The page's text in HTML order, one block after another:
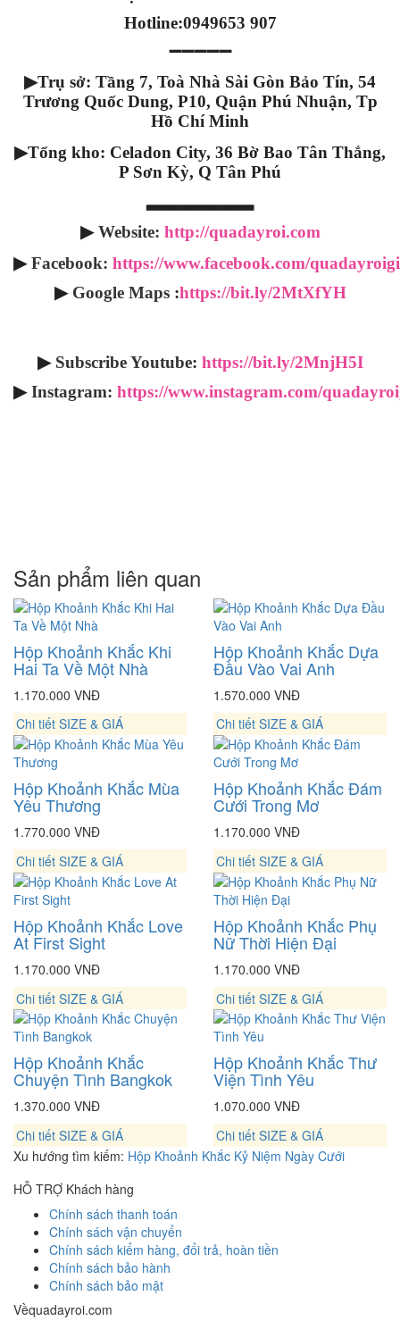
Hotline:0949653 907
➖➖➖➖➖
▶Trụ sở: Tầng 7, Toà Nhà Sài Gòn Bảo Tín, 54
Trương Quốc Dung, P10, Quận Phú Nhuận, Tp
Hồ Chí Minh
▶Tổng kho: Celadon City, 36 Bờ Bao Tân Thắng,
P Sơn Kỳ, Q Tân Phú
▂▂▂▂▂▂▂▂
▶ Website: http://quadayroi.com
▶ Facebook: https://www.facebook.com/
▶ Google Maps :https://bit.ly/2MtXfYH
▶ Subscribe Youtube: https://bit.ly/2MnjH5I
▶ Instagram: https://www.instagram.com/
Sản phẩm liên quan
Hộp Khoảnh Khắc Khi
Hai Ta Về Một Nhà
1.170.000 VNĐ
Chi tiết SIZE & GIÁ
Hộp Khoảnh Khắc Dựa
Đầu Vào Vai Anh
1.570.000 VNĐ
Chi tiết SIZE & GIÁ
Hộp Khoảnh Khắc Mùa
Yêu Thương
1.770.000 VNĐ
Chi tiết SIZE & GIÁ
Hộp Khoảnh Khắc Đám
Cưới Trong Mơ
1.170.000 VNĐ
Chi tiết SIZE & GIÁ
Hộp Khoảnh Khắc Love
At First Sight
1.170.000 VNĐ
Chi tiết SIZE & GIÁ
Hộp Khoảnh Khắc Phụ
Nữ Thời Hiện Đại
1.170.000 VNĐ
Chi tiết SIZE & GIÁ
Hộp Khoảnh Khắc
Chuyện Tình Bangkok
1.370.000 VNĐ
Chi tiết SIZE & GIÁ
Hộp Khoảnh Khắc Thư
Viện Tình Yêu
1.070.000 VNĐ
Chi tiết SIZE & GIÁ
Xu hướng tìm kiếm: Hộp Khoảnh Khắc Kỷ Niệm Ngày Cưới
HỖ TRỢ Khách hàng
Chính sách thanh toán
Chính sách vận chuyển
Chính sách kiểm hàng, đổi trả, hoàn tiền
Chính sách bảo hành
Chính sách bảo mật
Vềquadayroi.com